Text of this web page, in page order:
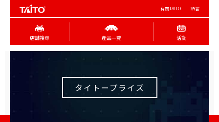
有關TAITO 語言
店舖搜尋 產品一覽 活動
タイトープライズ